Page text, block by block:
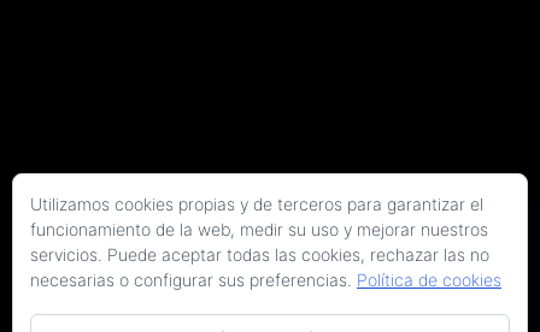
Utilizamos cookies propias y de terceros para garantizar el
funcionamiento de la web, medir su uso y mejorar nuestros
servicios. Puede aceptar todas las cookies, rechazar las no
necesarias o configurar sus preferencias. Política de cookies